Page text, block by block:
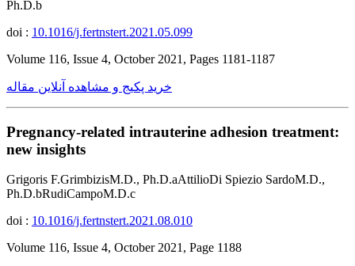
Ph.D.b
doi : 10.1016/j.fertnstert.2021.05.099
Volume 116, Issue 4, October 2021, Pages 1181-1187
خرید پکیج و مشاهده آنلاین مقاله
Pregnancy-related intrauterine adhesion treatment:
new insights
Grigoris F.GrimbizisM.D., Ph.D.aAttilioDi Spiezio SardoM.D.,
Ph.D.bRudiCampoM.D.c
doi : 10.1016/j.fertnstert.2021.08.010
Volume 116, Issue 4, October 2021, Page 1188